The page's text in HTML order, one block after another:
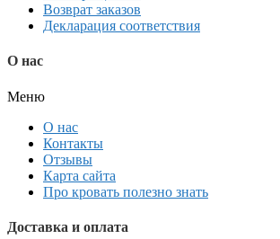
Возврат заказов
Декларация соответствия
О нас
Меню
О нас
Контакты
Отзывы
Карта сайта
Про кровать полезно знать
Доставка и оплата